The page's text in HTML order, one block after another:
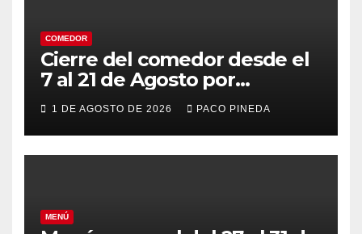
COMEDOR
Cierre del comedor desde el
7 al 21 de Agosto por
vacaciones
1 DE AGOSTO DE 2026 PACO PINEDA
MENÚ